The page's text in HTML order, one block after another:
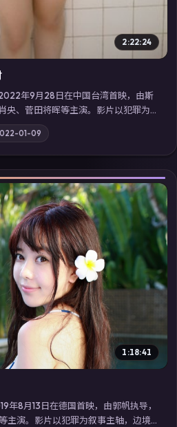
2:22:24
年9月28日在中国台湾首映，由斯
央、菅田将晖等主演。影片以犯罪为
出跨国灰色产业链；摄影与配乐强化
国产免费观看高清电视剧在线看」延
享高清在线追剧体验。
01-09
▶
1:18:41
年8月13日在德国首映，由郭帆执导，
主演。影片以犯罪为叙事主轴，边境